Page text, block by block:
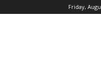
Friday,